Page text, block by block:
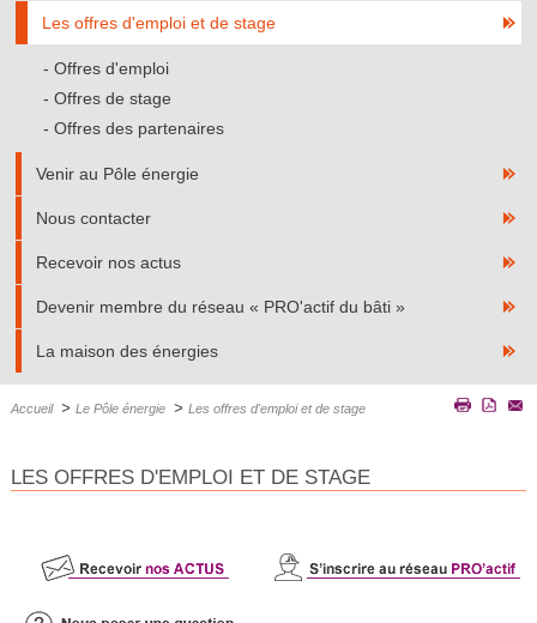
Les offres d'emploi et de stage
Offres d'emploi
Offres de stage
Offres des partenaires
Venir au Pôle énergie
Nous contacter
Recevoir nos actus
Devenir membre du réseau « PRO'actif du bâti »
La maison des énergies
Accueil > Le Pôle énergie > Les offres d'emploi et de stage
LES OFFRES D'EMPLOI ET DE STAGE